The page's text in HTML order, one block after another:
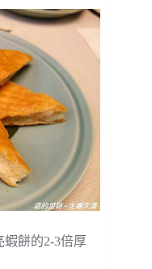
餅的2-3倍厚